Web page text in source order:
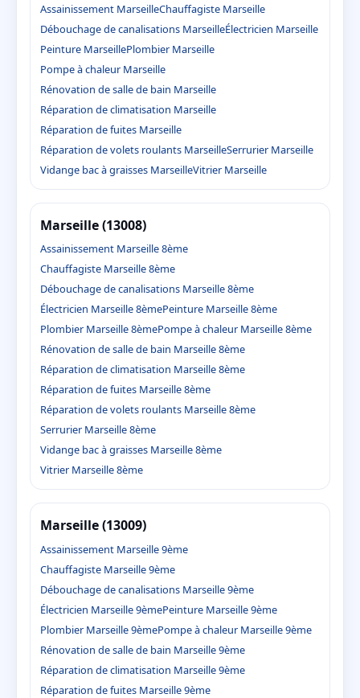
Assainissement MarseilleChauffagiste Marseille
Débouchage de canalisations MarseilleÉlectricien Marseille
Peinture MarseillePlombier Marseille
Pompe à chaleur Marseille
Rénovation de salle de bain Marseille
Réparation de climatisation Marseille
Réparation de fuites Marseille
Réparation de volets roulants MarseilleSerrurier Marseille
Vidange bac à graisses MarseilleVitrier Marseille
Marseille (13008)
Assainissement Marseille 8ème
Chauffagiste Marseille 8ème
Débouchage de canalisations Marseille 8ème
Électricien Marseille 8èmePeinture Marseille 8ème
Plombier Marseille 8èmePompe à chaleur Marseille 8ème
Rénovation de salle de bain Marseille 8ème
Réparation de climatisation Marseille 8ème
Réparation de fuites Marseille 8ème
Réparation de volets roulants Marseille 8ème
Serrurier Marseille 8ème
Vidange bac à graisses Marseille 8ème
Vitrier Marseille 8ème
Marseille (13009)
Assainissement Marseille 9ème
Chauffagiste Marseille 9ème
Débouchage de canalisations Marseille 9ème
Électricien Marseille 9èmePeinture Marseille 9ème
Plombier Marseille 9èmePompe à chaleur Marseille 9ème
Rénovation de salle de bain Marseille 9ème
Réparation de climatisation Marseille 9ème
Réparation de fuites Marseille 9ème